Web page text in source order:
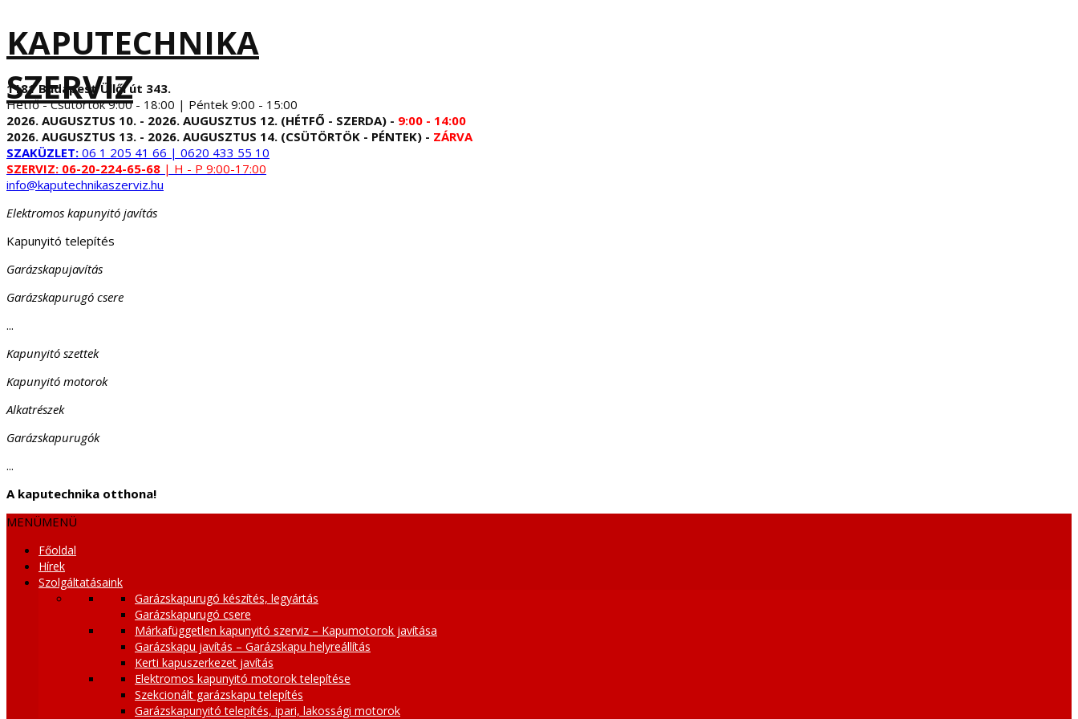
KAPUTECHNIKA
SZERVIZ
1181 Budapest Üllői út 343.
Hétfő - Csütörtök 9:00 - 18:00 | Péntek 9:00 - 15:00
2026. AUGUSZTUS 10. - 2026. AUGUSZTUS 12. (HÉTFŐ - SZERDA) - 9:00 - 14:00
2026. AUGUSZTUS 13. - 2026. AUGUSZTUS 14. (CSÜTÖRTÖK - PÉNTEK) - ZÁRVA
SZAKÜZLET: 06 1 205 41 66 | 0620 433 55 10
SZERVIZ: 06-20-224-65-68 | H - P 9:00-17:00
info@kaputechnikaszerviz.hu
Elektromos kapunyitó javítás
Kapunyitó telepítés
Garázskapujavítás
Garázskapurugó csere
...
Kapunyitó szettek
Kapunyitó motorok
Alkatrészek
Garázskapurugók
...
A kaputechnika otthona!
MENÜMENÜ
Főoldal
Hírek
Szolgáltatásaink
Garázskapurugó készítés, legyártás
Garázskapurugó csere
Márkafüggetlen kapunyitó szerviz – Kapumotorok javítása
Garázskapu javítás – Garázskapu helyreállítás
Kerti kapuszerkezet javítás
Elektromos kapunyitó motorok telepítése
Szekcionált garázskapu telepítés
Garázskapunyitó telepítés, ipari, lakossági motorok